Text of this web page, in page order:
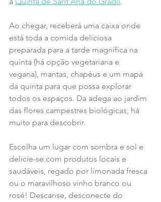
Ao chegar, receberá uma caixa onde
está toda a comida deliciosa
preparada para a tarde magnífica na
quinta (há opção vegetariana e
vegana), mantas, chapéus e um mapa
da quinta para que possa explorar
todos os espaços. Da adega ao jardim
das flores campestres biológicas, há
muito para descobrir.
Escolha um lugar com sombra e sol e
delicie-se com produtos locais e
saudáveis, regado por limonada fresca
ou o maravilhoso vinho branco ou
rosé! Descanse, desconecte do